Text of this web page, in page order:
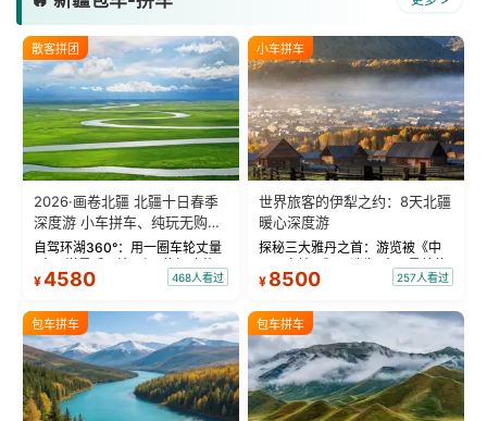
散客拼团
2026·画卷北疆 北疆十日春季
深度游 小车拼车、纯玩无购
物！
自驾环湖360°：用一圈车轮丈量
“大西洋最后一滴眼泪”的极致蔚
蓝。 赛湖旅拍：甄选多款风格服
绝美瞬间。 赛湖坦克300跟车视
频：专业摄影师...
¥4580 468人看过
小车拼车
世界旅客的伊犁之约：8天北疆
暖心深度游
探秘三大雅丹之首：游览被《中
国国家地理》评选为“中国最美的
三大雅丹”第一名的克拉玛依魔鬼
瓦人最大村落——禾木村，欣赏
晨雾与小木...
¥ 8500 257人看过
包车拼车 包车拼车